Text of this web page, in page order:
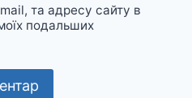
та адресу сайту в
подальших